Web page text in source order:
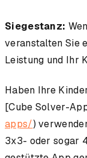
Siegestanz:
veranstalten Sie
Leistung und Ihr
Haben Ihre
[Cube Solver-
apps/)
3x3- oder sogar